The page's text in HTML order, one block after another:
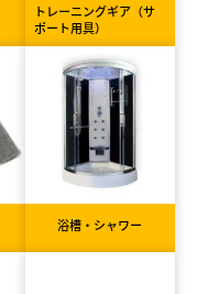
トレーニングギア（サ
ポート用具）
浴槽・シャワー